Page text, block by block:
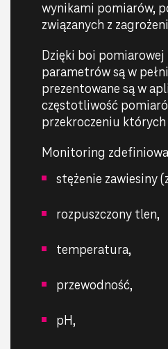
wynikami pomiarów,
związanych z
Dzięki boi
parametrów są w
prezentowane są w
częstotliwość
przekroczeniu których
Monitoring
stężenie zawiesiny
rozpuszczony tlen,
temperatura,
przewodność,
pH,